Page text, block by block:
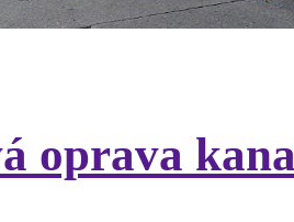
oprava